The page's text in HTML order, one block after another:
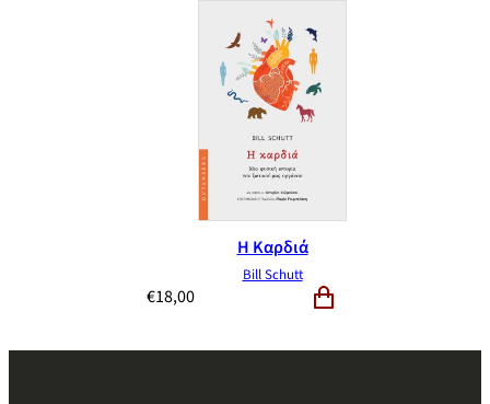
Η Καρδιά
Bill Schutt
€18,00